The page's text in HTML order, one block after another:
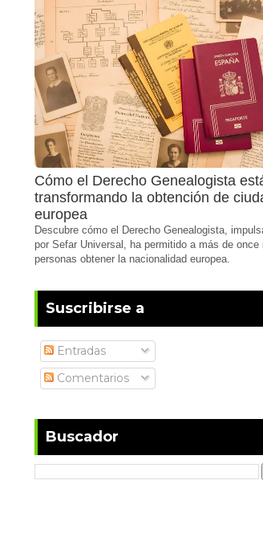
Cómo el Derecho Genealogista
transformando la obtención de
europea
Descubre cómo el Derecho Genealogista,
por Sefar Universal, ha permitido a más de once
personas obtener la nacionalidad europea.
Suscribirse a
Entradas
Comentarios
Buscador